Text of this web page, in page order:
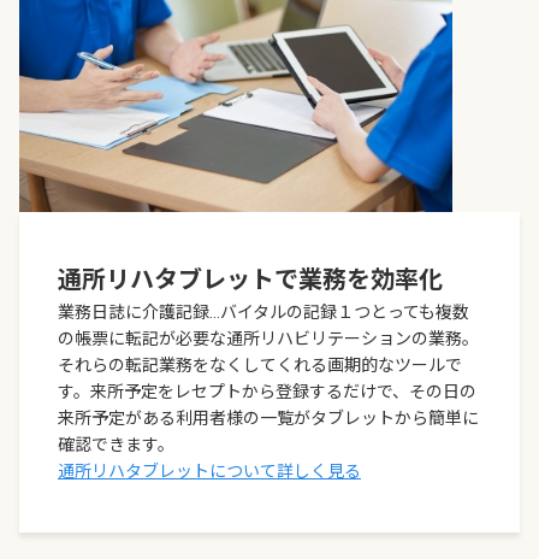
通所リハタブレットで業務を効率化
業務日誌に介護記録…バイタルの記録１つとっても複数
の帳票に転記が必要な通所リハビリテーションの業務。
それらの転記業務をなくしてくれる画期的なツールで
す。来所予定をレセプトから登録するだけで、その日の
来所予定がある利用者様の一覧がタブレットから簡単に
確認できます。
通所リハタブレットについて詳しく見る